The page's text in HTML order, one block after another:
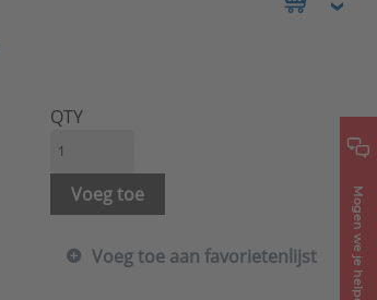
Mogen we je helpen?
QTY
Voeg toe
Voeg toe aan favorietenlijst